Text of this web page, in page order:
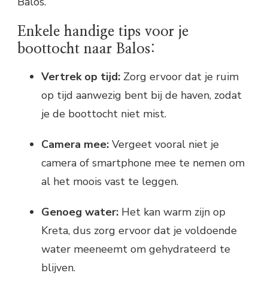
Enkele handige tips voor je
boottocht naar Balos:
Vertrek op tijd: Zorg ervoor dat je ruim
op tijd aanwezig bent bij de haven, zodat
je de boottocht niet mist.
Camera mee: Vergeet vooral niet je
camera of smartphone mee te nemen om
al het moois vast te leggen.
Genoeg water: Het kan warm zijn op
Kreta, dus zorg ervoor dat je voldoende
water meeneemt om gehydrateerd te
blijven.